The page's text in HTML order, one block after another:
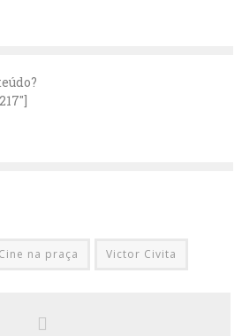
Cine na praça Victor Civita